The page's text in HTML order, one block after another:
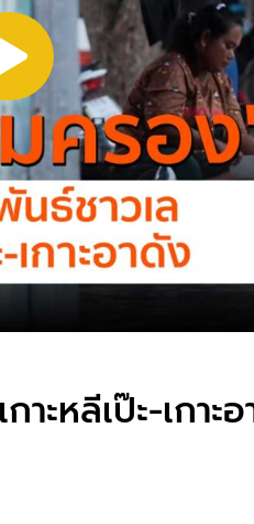
ะหลีเป๊ะ-เกาะ